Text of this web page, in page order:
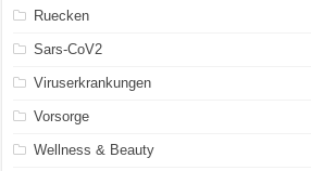
Ruecken
Sars-CoV2
Viruserkrankungen
Vorsorge
Wellness & Beauty